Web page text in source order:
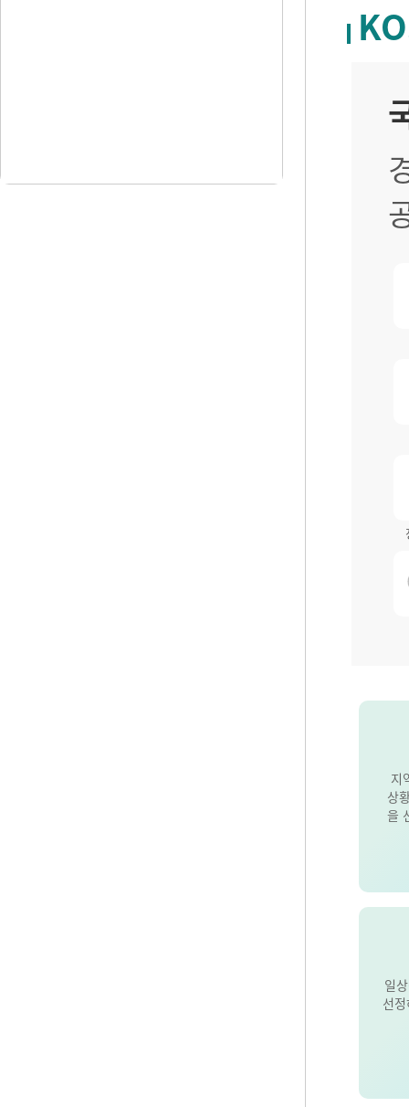
지
상
을
일
선